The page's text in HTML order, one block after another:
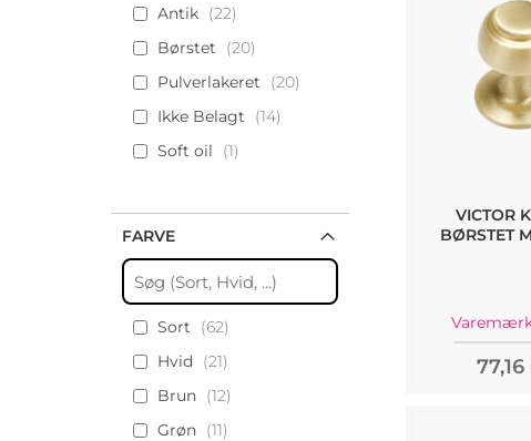
VICTOR
BØRSTET
Antik
22
Børstet
20
Pulverlakeret
20
Ikke Belagt
14
Soft oil
1
FARVE
Sort
62
Hvid
21
Brun
12
Grøn
11